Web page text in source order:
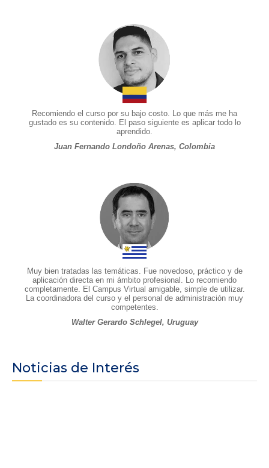
Recomiendo el curso por su bajo costo. Lo que más me ha
gustado es su contenido. El paso siguiente es aplicar todo lo
aprendido.
Juan Fernando Londoño Arenas, Colombia
Muy bien tratadas las temáticas. Fue novedoso, práctico y de
aplicación directa en mi ámbito profesional. Lo recomiendo
completamente. El Campus Virtual amigable, simple de utilizar.
La coordinadora del curso y el personal de administración muy
competentes.
Walter Gerardo Schlegel, Uruguay
Noticias de Interés